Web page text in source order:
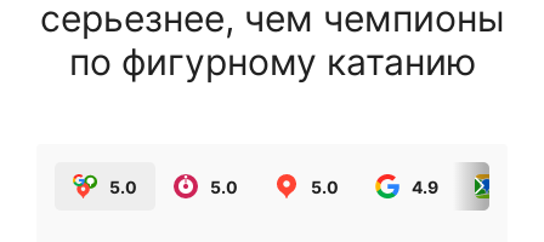
серьезнее, чем чемпионы
по фигурному катанию
5.0 5.0 5.0 4.9